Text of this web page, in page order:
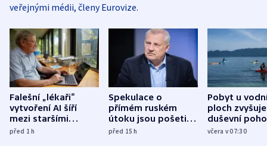
veřejnými médii, členy Eurovize.
Falešní „lékaři“
vytvoření AI šíří
mezi staršími
Poláky nebezpečné
před 1h
Spekulace o
přímém ruském
útoku jsou pošetilé,
míní estonský
před 15h
Pobyt u
ploch zvyšuje
duševní
ukázala
včera v 07:30